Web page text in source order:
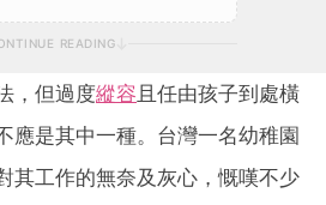
READING
，但過度縱容 且任由孩子到處橫
應是其中一種。台灣一名幼稚園
其工作的無奈及灰心，慨嘆不少